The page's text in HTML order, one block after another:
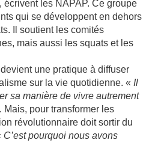
écrivent les NAPAP. Ce groupe
qui se développent en dehors
Il soutient les comités
mais aussi les squats et les
une pratique à diffuser
sur la vie quotidienne. « Il
sa manière de vivre autrement
pour transformer les
révolutionnaire doit sortir du
C’est pourquoi nous avons